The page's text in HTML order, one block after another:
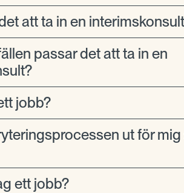
att ta in en
passar det att ta in en
jobb?
ut för
ett jobb?